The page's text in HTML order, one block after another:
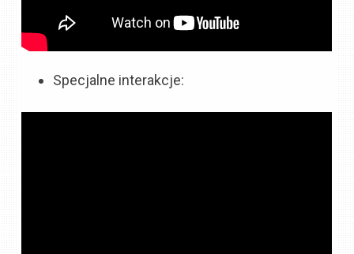
Specjalne interakcje: